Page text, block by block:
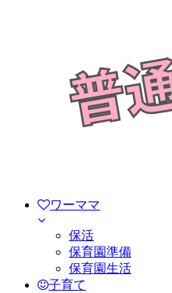
ワーママ
保活
保育園準備
保育園生活
子育て